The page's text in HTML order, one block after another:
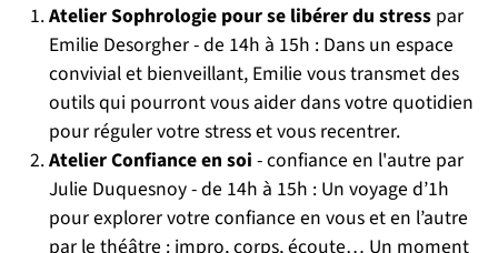
Atelier Sophrologie pour se libérer du stress par
Emilie Desorgher - de 14h à 15h : Dans un espace
convivial et bienveillant, Emilie vous transmet des
outils qui pourront vous aider dans votre quotidien
pour réguler votre stress et vous recentrer.
Atelier Confiance en soi - confiance en l'autre par
Julie Duquesnoy - de 14h à 15h : Un voyage d’1h
pour explorer votre confiance en vous et en l’autre
par le théâtre : impro, corps, écoute… Un moment